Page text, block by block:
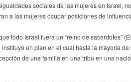
sociales de las mujeres en Israel,
a las mujeres ocupar posiciones de
todo Israel fuera un “reino de sacerdotes”
un plan en el cual hasta la mayoría
de una familia en una tribu en una